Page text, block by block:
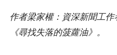
作者梁家權：資深新聞工
《尋找失落的菠蘿油》。